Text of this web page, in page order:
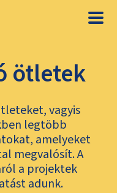
ötletek
vagyis
legtöbb
amelyeket
megvalósít. A
a projektek
adunk.